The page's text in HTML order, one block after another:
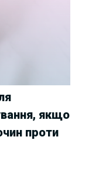
якщо
проти